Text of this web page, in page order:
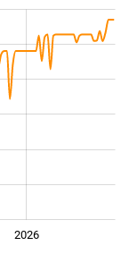
2026